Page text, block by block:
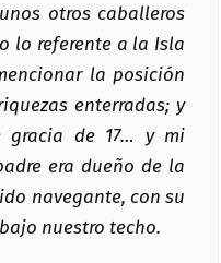
otros caballeros
lo referente a la Isla
la posición
enterradas; y
de 17… y mi
era dueño de la
navegante, con su
nuestro techo.